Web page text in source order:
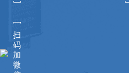
]
[
扫
码
加
微